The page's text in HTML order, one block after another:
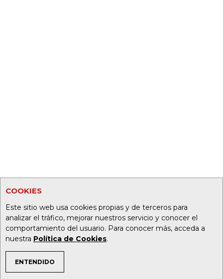
COOKIES
Este sitio web usa cookies propias y de terceros para
analizar el tráfico, mejorar nuestros servicio y conocer el
comportamiento del usuario. Para conocer más, acceda a
nuestra Política de Cookies.
ENTENDIDO
TEMAS DE INTERÉS